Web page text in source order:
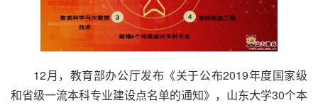
12月，教育部办公厅发布《关于公布2019年度国家级
和省级一流本科专业建设点名单的通知》，山东大学30个本